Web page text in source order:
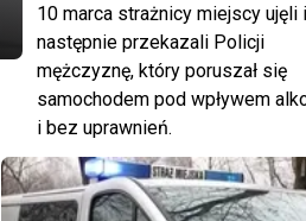
10 marca strażnicy miejscy ujęli i
następnie przekazali Policji
mężczyznę, który poruszał się
samochodem pod wpływem
i bez uprawnień.